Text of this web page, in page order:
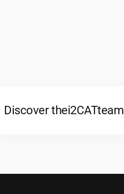
Discover thei2CATteam